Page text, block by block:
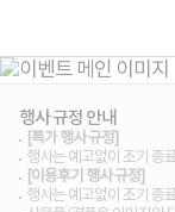
행사 규정 안내
[특가 행사 규정]
행사는 예고없이 조기 종
[이용후기 행사 규정]
행사는 예고없이 조기 종